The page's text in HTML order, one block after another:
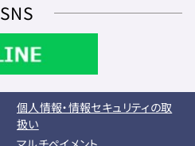
SNS
個人情報・情報セキュリティの取
扱い